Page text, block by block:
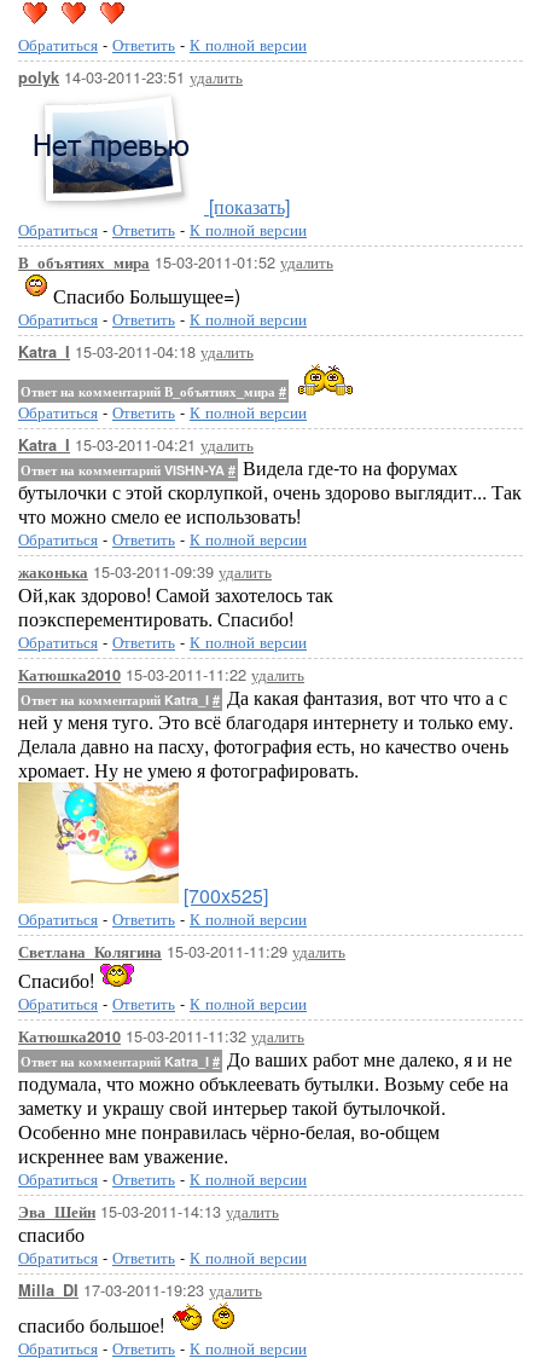
Обратиться - Ответить - К полной версии
polyk 14-03-2011-23:51 удалить
[показать]
Обратиться - Ответить - К полной версии
В_объятиях_мира 15-03-2011-01:52 удалить
Спасибо Большущее=)
Обратиться - Ответить - К полной версии
Katra_I 15-03-2011-04:18 удалить
Ответ на комментарий В_объятиях_мира #
Обратиться - Ответить - К полной версии
Katra_I 15-03-2011-04:21 удалить
Ответ на комментарий VISHN-YA # Видела где-то на форумах
бутылочки с этой скорлупкой, очень здорово выглядит... Так
что можно смело ее использовать!
Обратиться - Ответить - К полной версии
жаконька 15-03-2011-09:39 удалить
Ой,как здорово! Самой захотелось так
поэксперементировать. Спасибо!
Обратиться - Ответить - К полной версии
Катюшка2010 15-03-2011-11:22 удалить
Ответ на комментарий Katra_I # Да какая фантазия, вот что что а с
ней у меня туго. Это всё благодаря интернету и только ему.
Делала давно на пасху, фотография есть, но качество очень
хромает. Ну не умею я фотографировать.
[700x525]
Обратиться - Ответить - К полной версии
Светлана_Колягина 15-03-2011-11:29 удалить
Спасибо!
Обратиться - Ответить - К полной версии
Катюшка2010 15-03-2011-11:32 удалить
Ответ на комментарий Katra_I # До ваших работ мне далеко, я и не
подумала, что можно объклеевать бутылки. Возьму себе на
заметку и украшу свой интерьер такой бутылочкой.
Особенно мне понравилась чёрно-белая, во-общем
искреннее вам уважение.
Обратиться - Ответить - К полной версии
Эва_Шейн 15-03-2011-14:13 удалить
спасибо
Обратиться - Ответить - К полной версии
Milla_DI 17-03-2011-19:23 удалить
спасибо большое!
Обратиться - Ответить - К полной версии